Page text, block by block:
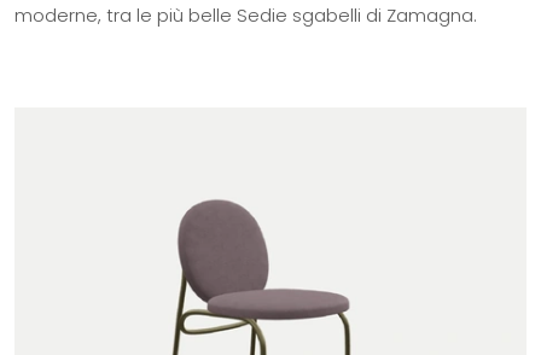
moderne, tra le più belle Sedie sgabelli di Zamagna.